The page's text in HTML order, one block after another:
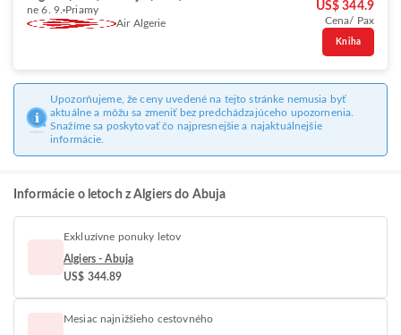
ne 6. 9. Priamy
Air Algerie
US$ 344.9
Cena/ Pax
Kniha
Upozorňujeme, že ceny uvedené na tejto stránke nemusia byť
aktuálne a môžu sa zmeniť bez predchádzajúceho upozornenia.
Snažíme sa poskytovať čo najpresnejšie a najaktuálnejšie
informácie.
Informácie o letoch z Algiers do Abuja
Exkluzívne ponuky letov
Algiers - Abuja
US$ 344.89
Mesiac najnižšieho cestovného